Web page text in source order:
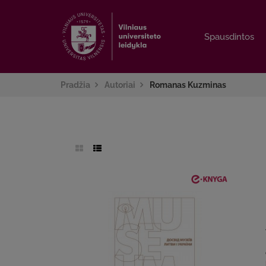
Spausdintos
Spausdintos
Pradžia Autoriai Romanas Kuzminas